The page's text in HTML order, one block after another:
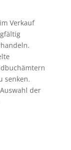
Verkauf
senken.
der